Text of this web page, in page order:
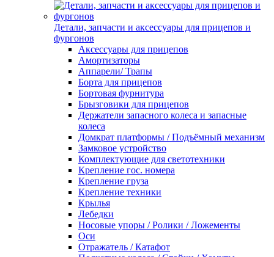
Детали, запчасти и аксессуары для прицепов и
фургонов
Аксессуары для прицепов
Амортизаторы
Аппарели/ Трапы
Борта для прицепов
Бортовая фурнитура
Брызговики для прицепов
Держатели запасного колеса и запасные
колеса
Домкрат платформы / Подъёмный механизм
Замковое устройство
Комплектующие для светотехники
Крепление гос. номера
Крепление груза
Крепление техники
Крылья
Лебедки
Носовые упоры / Ролики / Ложементы
Оси
Отражатель / Катафот